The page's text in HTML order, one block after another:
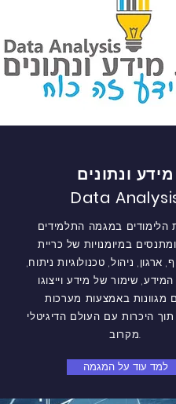
מידע ונתונים
Data
במגמה התלמידים
במיומנויות של כריית
ארגון, ניהול, טכנולוגיות ניתוח,
שימור של מידע וייצוגו
מגוונות באמצעות מערכות
היכרות עם העולם הדיגיטלי
מקרוב.
למד עוד על המגמה